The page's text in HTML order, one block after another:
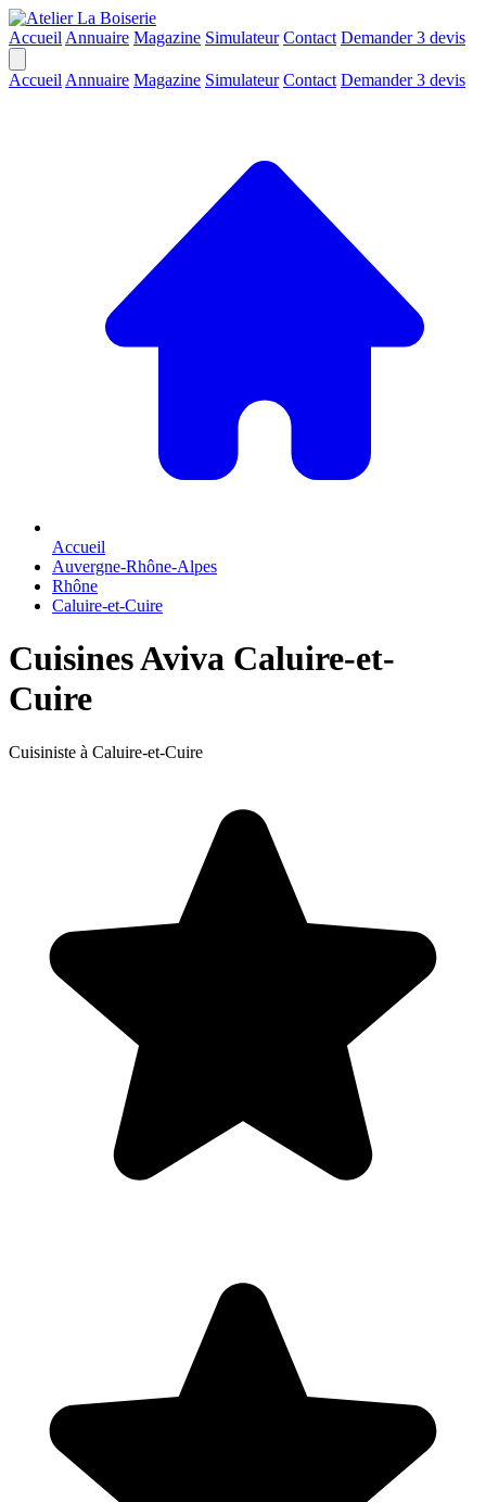
Accueil Annuaire Magazine Simulateur Contact Demander 3 devis
Accueil Annuaire Magazine Simulateur Contact Demander 3 devis
Accueil
Auvergne-Rhône-Alpes
Rhône
Caluire-et-Cuire
Cuisines Aviva Caluire-et-
Cuire
Cuisiniste à Caluire-et-Cuire